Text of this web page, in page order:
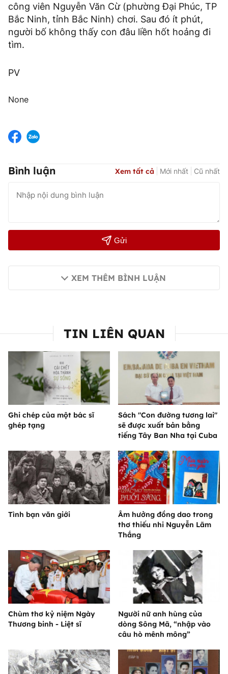
công viên Nguyễn Văn Cừ (phường Đại Phúc, TP
Bắc Ninh, tỉnh Bắc Ninh) chơi. Sau đó ít phút,
người bố không thấy con đâu liền hốt hoảng đi
tìm.
PV
None
Bình luận Xem tất cả Mới nhất Cũ nhất
Gửi
XEM THÊM BÌNH LUẬN
TIN LIÊN QUAN
Ghi chép của một bác sĩ
ghép tạng
Sách "Con đường tương lai"
sẽ được xuất bản bằng
tiếng Tây Ban Nha tại Cuba
Tình bạn văn giới
Âm hưởng đồng dao trong
thơ thiếu nhi Nguyễn Lãm
Thắng
Chùm thơ kỷ niệm Ngày
Thương binh - Liệt sĩ
Người nữ anh hùng của
dòng Sông Mã, “nhập vào
câu hò mênh mông”